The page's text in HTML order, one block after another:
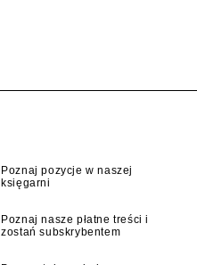
Poznaj pozycje w naszej
księgarni
Poznaj nasze płatne treści i
zostań subskrybentem